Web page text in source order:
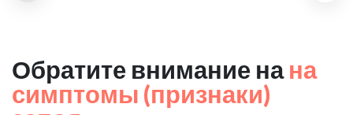
Обратите внимание нана
симптомы (признаки)